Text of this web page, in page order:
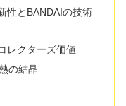
性とBANDAIの技術
レクターズ価値
の結晶